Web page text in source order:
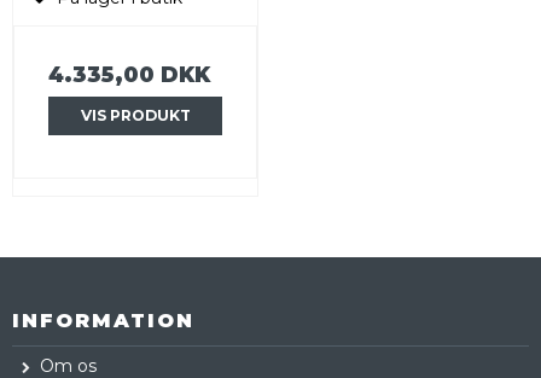
4.335,00 DKK
VIS PRODUKT
INFORMATION
Om os